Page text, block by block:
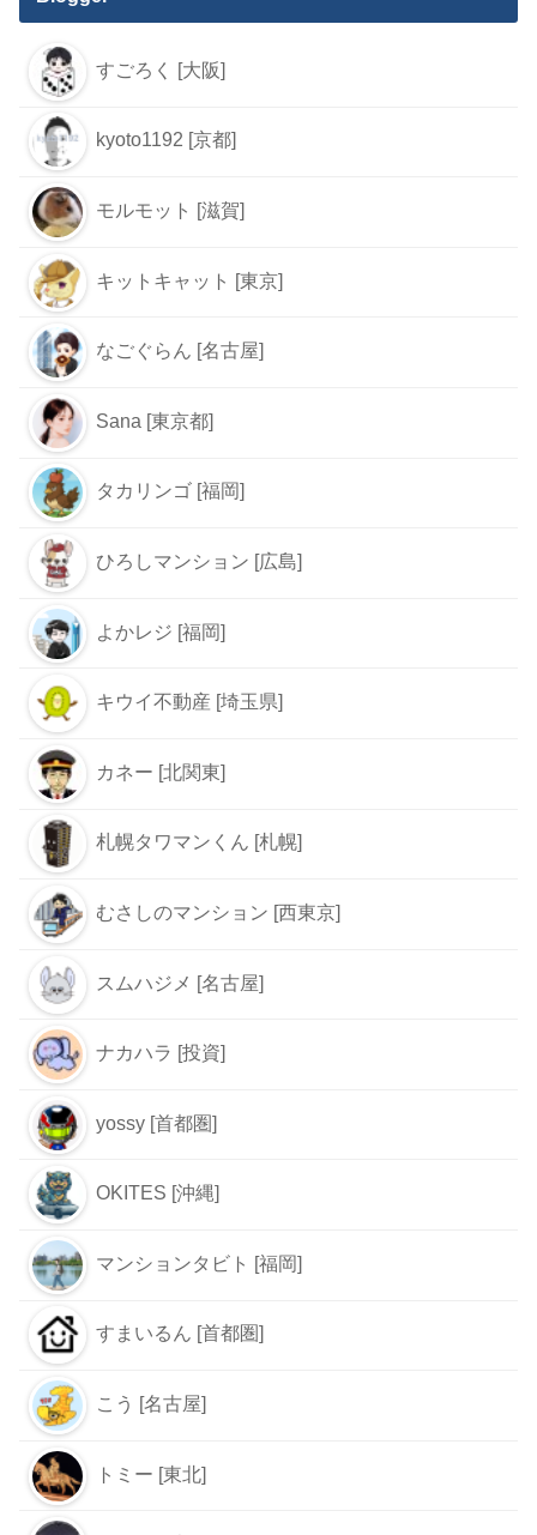
すごろく [大阪]
kyoto1192 [京都]
モルモット [滋賀]
キットキャット [東京]
なごぐらん [名古屋]
Sana [東京都]
タカリンゴ [福岡]
ひろしマンション [広島]
よかレジ [福岡]
キウイ不動産 [埼玉県]
カネー [北関東]
札幌タワマンくん [札幌]
むさしのマンション [西東京]
スムハジメ [名古屋]
ナカハラ [投資]
yossy [首都圏]
OKITES [沖縄]
マンションタビト [福岡]
すまいるん [首都圏]
こう [名古屋]
トミー [東北]